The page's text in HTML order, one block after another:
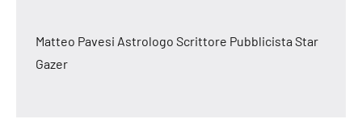
Matteo Pavesi Astrologo Scrittore Pubblicista Star
Gazer